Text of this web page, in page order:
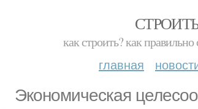
как строить? как
главная
Экономическая